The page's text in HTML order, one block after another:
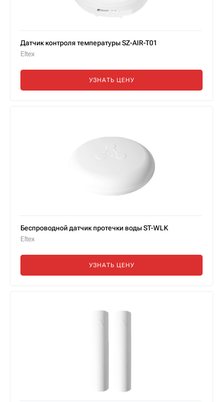
Датчик контроля температуры SZ-AIR-T01
Eltex
УЗНАТЬ ЦЕНУ
Беспроводной датчик протечки воды ST-WLK
Eltex
УЗНАТЬ ЦЕНУ